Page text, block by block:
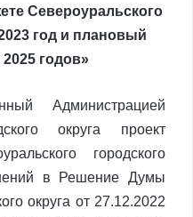
Североуральского
год и плановый
годов»
Администрацией
округа проект
городского
в Решение Думы
округа от 27.12.2022